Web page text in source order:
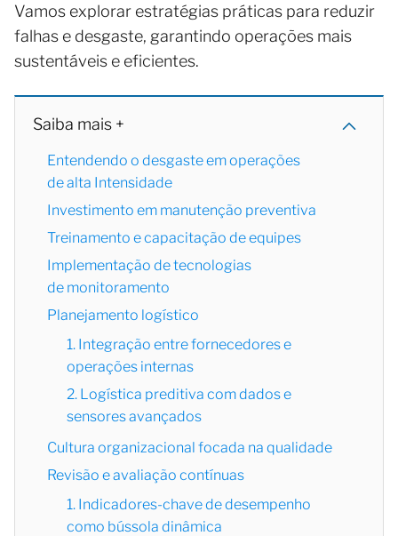
Vamos explorar estratégias práticas para reduzir
falhas e desgaste, garantindo operações mais
sustentáveis e eficientes.
Saiba mais +
Entendendo o desgaste em operações
de alta Intensidade
Investimento em manutenção preventiva
Treinamento e capacitação de equipes
Implementação de tecnologias
de monitoramento
Planejamento logístico
1. Integração entre fornecedores e
operações internas
2. Logística preditiva com dados e
sensores avançados
Cultura organizacional focada na qualidade
Revisão e avaliação contínuas
1. Indicadores-chave de desempenho
como bússola dinâmica